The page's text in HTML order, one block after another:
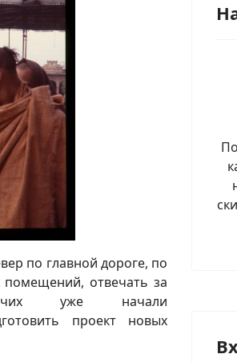
по главной дороге, по
помещений, отвечать за
уже начали
проект новых